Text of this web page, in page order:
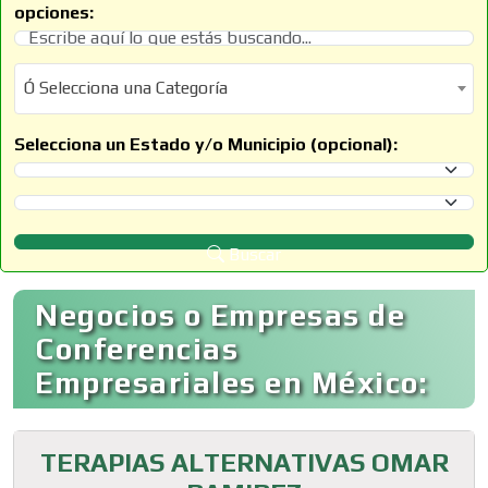
opciones:
Ó Selecciona una Categoría
Ó Selecciona una Categoría
Selecciona un Estado y/o Municipio (opcional):
Selecciona un Estado
Selecciona un Municipio
Buscar
Negocios o Empresas de
Conferencias
Empresariales en México:
TERAPIAS ALTERNATIVAS OMAR